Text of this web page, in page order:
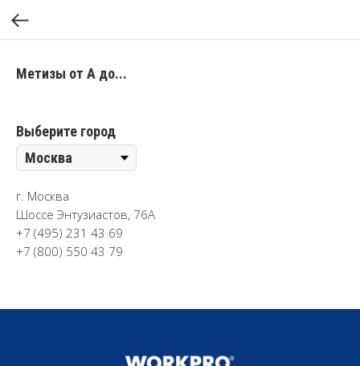
Метизы от А до...
Выберите город
г. Москва
Шоссе Энтузиастов, 76А
+7 (495) 231 43 69
+7 (800) 550 43 79